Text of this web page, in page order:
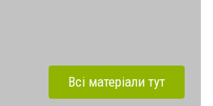
Всі матеріали тут